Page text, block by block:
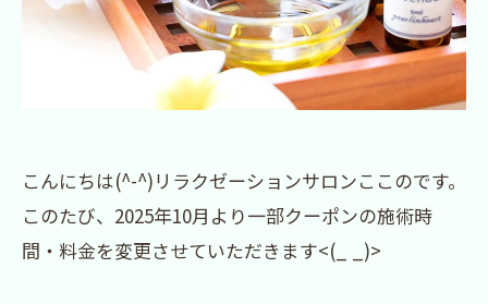
こんにちは(^-^)リラクゼーションサロンここのです。
このたび、2025年10月より一部クーポンの施術時
間・料金を変更させていただきます<(_ _)>